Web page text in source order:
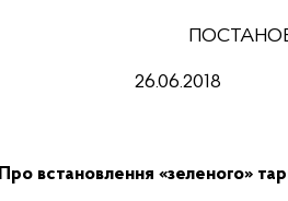
26.06.2018
Про встановлення «зеленого»